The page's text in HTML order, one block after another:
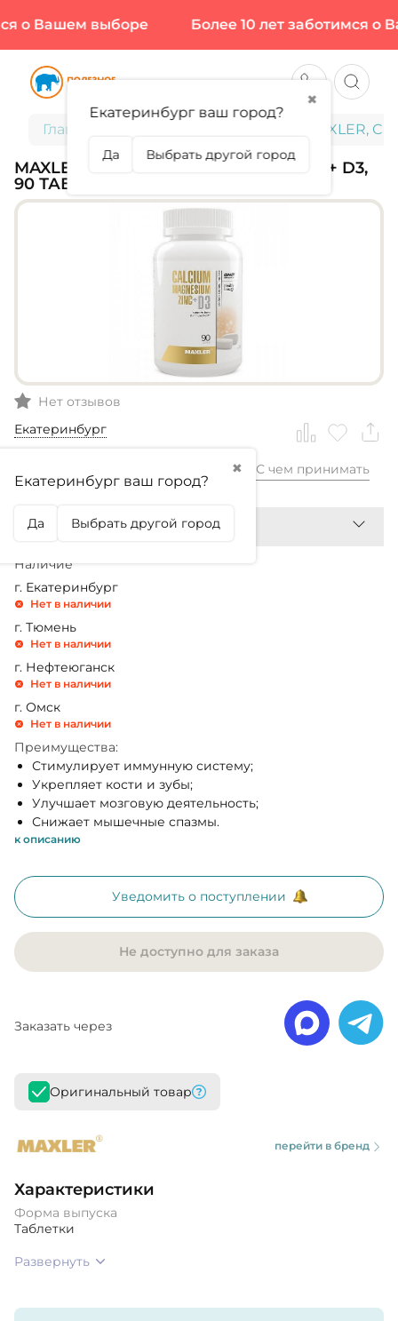
о Вашем выборе Более 10 лет заботимся о
Главная MAXLER,
MAXLER, CALCIUM ZINC MAGNESIUM + D3,
90 ТАБЛ (30 ПОРЦИЙ)
Нет отзывов
Екатеринбург
✖
Екатеринбург ваш город?
Да Выбрать другой город
1 060,99₽ С чем принимать
Наличие
г. Екатеринбург
Нет в наличии
г. Тюмень
Нет в наличии
г. Нефтеюганск
Нет в наличии
г. Омск
Нет в наличии
Преимущества:
Стимулирует иммунную систему;
Укрепляет кости и зубы;
Улучшает мозговую деятельность;
Снижает мышечные спазмы.
к описанию
Уведомить о поступлении
Не доступно для заказа
Заказать через
Оригинальный товар
перейти в бренд
Характеристики
Форма выпуска
Таблетки
Развернуть
✖
Екатеринбург ваш город?
Да Выбрать другой город